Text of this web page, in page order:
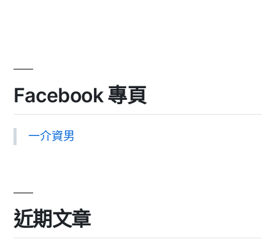
Facebook 專頁
一介資男
近期文章